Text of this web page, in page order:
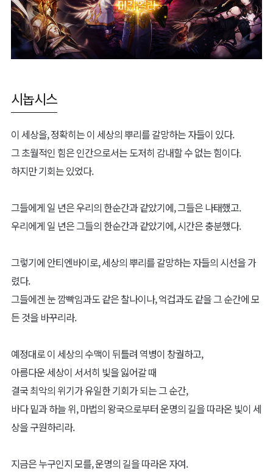
시놉시스
이 세상을, 정확히는 이 세상의 뿌리를 갈망하는 자들이 있다.
그 초월적인 힘은 인간으로서는 도저히 감내할 수 없는 힘이다.
하지만 기회는 있었다.
그들에게 일 년은 우리의 한순간과 같았기에, 그들은 나태했고.
우리에게 일 년은 그들의 한순간과 같았기에, 시간은 충분했다.
그렇기에 안티엔바이로, 세상의 뿌리를 갈망하는 자들의 시선을 가
렸다.
그들에겐 눈 깜빡임과도 같은 찰나이나, 억겁과도 같을 그 순간에 모
든 것을 바꾸리라.
예정대로 이 세상의 수맥이 뒤틀려 역병이 창궐하고,
아름다운 세상이 서서히 빛을 잃어갈 때
결국 최악의 위기가 유일한 기회가 되는 그 순간,
바다 밑과 하늘 위, 마법의 왕국으로부터 운명의 길을 따라온 빛이 세
상을 구원하리라.
지금은 누구인지 모를, 운명의 길을 따라온 자여.